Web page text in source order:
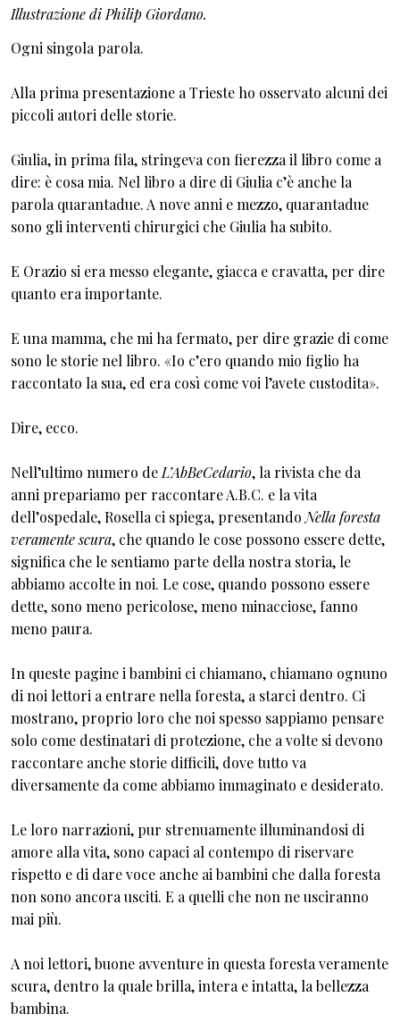
Illustrazione di Philip Giordano.
Ogni singola parola.
Alla prima presentazione a Trieste ho osservato alcuni dei
piccoli autori delle storie.
Giulia, in prima fila, stringeva con fierezza il libro come a
dire: è cosa mia. Nel libro a dire di Giulia c’è anche la
parola quarantadue. A nove anni e mezzo, quarantadue
sono gli interventi chirurgici che Giulia ha subito.
E Orazio si era messo elegante, giacca e cravatta, per dire
quanto era importante.
E una mamma, che mi ha fermato, per dire grazie di come
sono le storie nel libro. «Io c’ero quando mio figlio ha
raccontato la sua, ed era così come voi l’avete custodita».
Dire, ecco.
Nell’ultimo numero de L’AbBeCedario, la rivista che da
anni prepariamo per raccontare A.B.C. e la vita
dell’ospedale, Rosella ci spiega, presentando Nella foresta
veramente scura, che quando le cose possono essere dette,
significa che le sentiamo parte della nostra storia, le
abbiamo accolte in noi. Le cose, quando possono essere
dette, sono meno pericolose, meno minacciose, fanno
meno paura.
In queste pagine i bambini ci chiamano, chiamano ognuno
di noi lettori a entrare nella foresta, a starci dentro. Ci
mostrano, proprio loro che noi spesso sappiamo pensare
solo come destinatari di protezione, che a volte si devono
raccontare anche storie difficili, dove tutto va
diversamente da come abbiamo immaginato e desiderato.
Le loro narrazioni, pur strenuamente illuminandosi di
amore alla vita, sono capaci al contempo di riservare
rispetto e di dare voce anche ai bambini che dalla foresta
non sono ancora usciti. E a quelli che non ne usciranno
mai più.
A noi lettori, buone avventure in questa foresta veramente
scura, dentro la quale brilla, intera e intatta, la bellezza
bambina.